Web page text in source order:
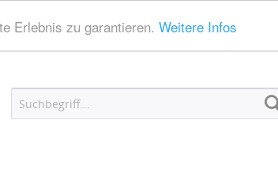
Erlebnis zu garantieren. Weitere Infos